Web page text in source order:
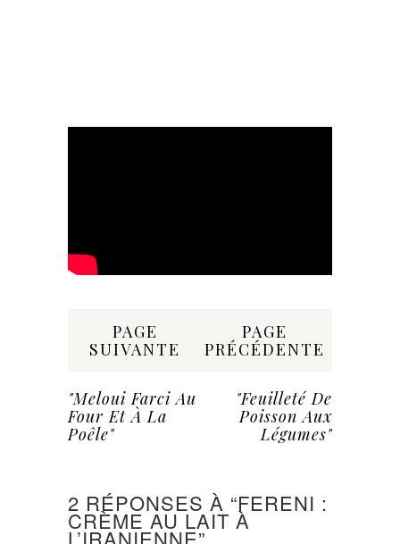
PAGE
SUIVANTE
"Meloui Farci Au
Four Et À La
Poêle"
PAGE
PRÉCÉDENTE
"Feuilleté De
Poisson Aux
Légumes"
2 RÉPONSES À “FERENI :
CRÈME AU LAIT À